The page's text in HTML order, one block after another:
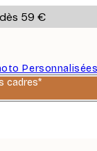
59 €
cadres*